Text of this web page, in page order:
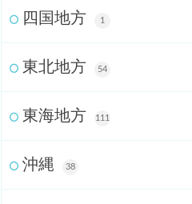
四国地方 1
東北地方 54
東海地方 111
沖縄 38